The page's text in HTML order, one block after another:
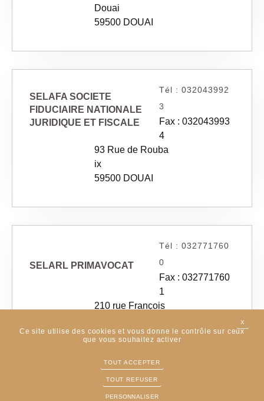
Ce site utilise des cookies et vous donne le contrôle sur ceux
que vous souhaitez activer
TOUT ACCEPTER
TOUT REFUSER
PERSONNALISER
X
Douai
59500 DOUAI
SELAFA SOCIETE
FIDUCIAIRE NATIONALE
JURIDIQUE ET FISCALE
Tél : 032043992
3
Fax : 032043993
4
93 Rue de Rouba
ix
59500 DOUAI
SELARL PRIMAVOCAT
Tél : 032771760
0
Fax : 032771760
1
210 rue François
59500 DOUAI